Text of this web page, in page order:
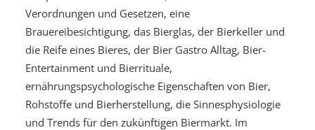
Verordnungen und Gesetzen, eine
Brauereibesichtigung, das Bierglas, der Bierkeller und
die Reife eines Bieres, der Bier Gastro Alltag, Bier-
Entertainment und Bierrituale,
ernährungspsychologische Eigenschaften von Bier,
Rohstoffe und Bierherstellung, die Sinnesphysiologie
und Trends für den zukünftigen Biermarkt. Im